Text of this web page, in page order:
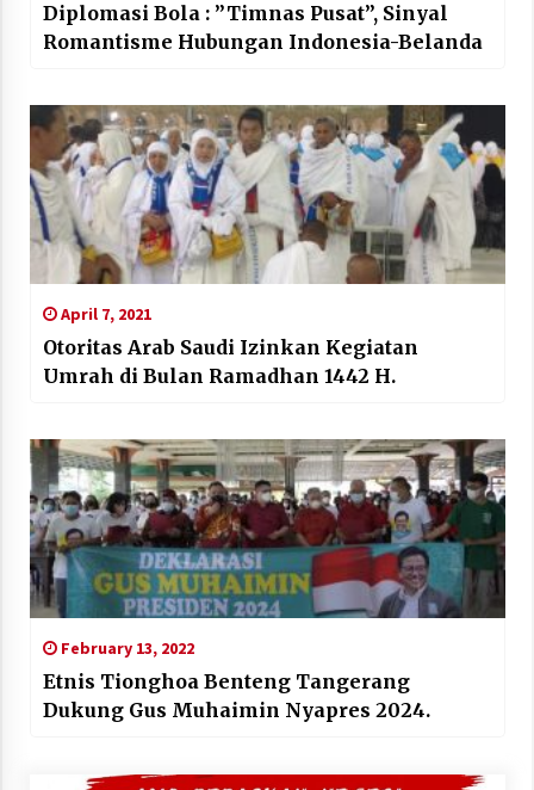
Diplomasi Bola : ”Timnas Pusat”, Sinyal
Romantisme Hubungan Indonesia-Belanda
April 7, 2021
Otoritas Arab Saudi Izinkan Kegiatan
Umrah di Bulan Ramadhan 1442 H.
February 13, 2022
Etnis Tionghoa Benteng Tangerang
Dukung Gus Muhaimin Nyapres 2024.